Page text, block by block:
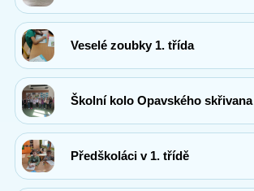
Veselé zoubky 1. třída
Školní kolo Opavského skřivana
Předškoláci v 1. třídě